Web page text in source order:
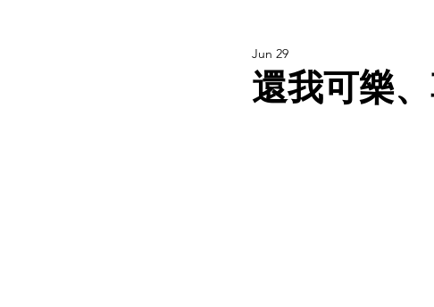
還我可樂
Jun 29